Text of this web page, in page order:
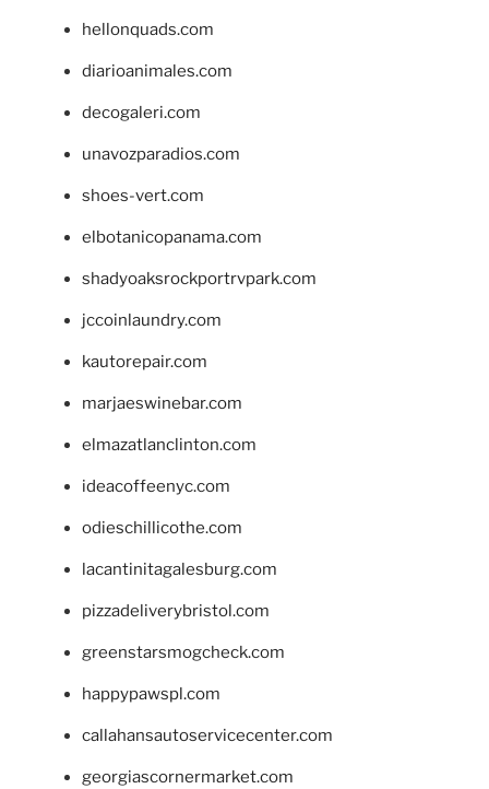
hellonquads.com
diarioanimales.com
decogaleri.com
unavozparadios.com
shoes-vert.com
elbotanicopanama.com
shadyoaksrockportrvpark.com
jccoinlaundry.com
kautorepair.com
marjaeswinebar.com
elmazatlanclinton.com
ideacoffeenyc.com
odieschillicothe.com
lacantinitagalesburg.com
pizzadeliverybristol.com
greenstarsmogcheck.com
happypawspl.com
callahansautoservicecenter.com
georgiascornermarket.com